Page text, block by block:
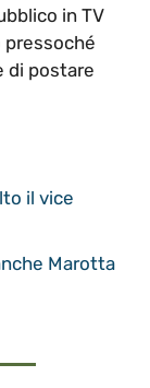
in TV
pressoché
di postare
il vice
Marotta